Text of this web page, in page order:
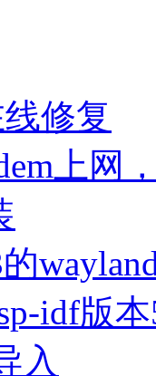
修复
上网
idf版
入